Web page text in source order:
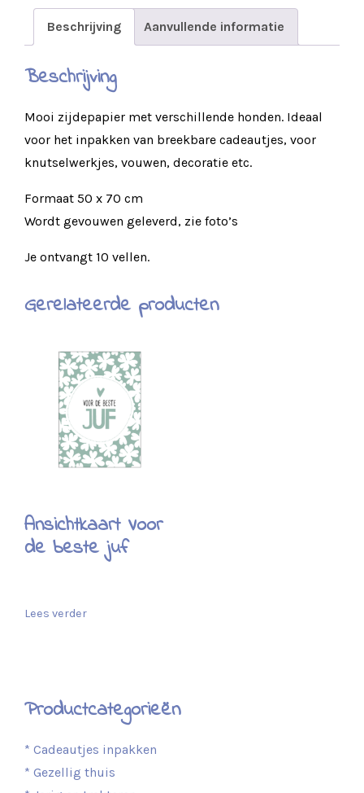
Beschrijving Aanvullende informatie
Beschrijving
Mooi zijdepapier met verschillende honden. Ideaal
voor het inpakken van breekbare cadeautjes, voor
knutselwerkjes, vouwen, decoratie etc.
Formaat 50 x 70 cm
Wordt gevouwen geleverd, zie foto’s
Je ontvangt 10 vellen.
Gerelateerde producten
Ansichtkaart Voor
de beste juf
Lees verder
Productcategorieën
* Cadeautjes inpakken
* Gezellig thuis